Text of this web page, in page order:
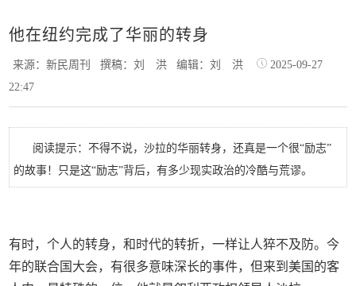
他在纽约完成了华丽的转身
来源：新民周刊撰稿：刘 洪 编辑：刘 洪
2025-09-27
22:47
阅读提示：不得不说，沙拉的华丽转身，还真是一个很“励志”
的故事！只是这“励志”背后，有多少现实政治的冷酷与荒谬。
有时，个人的转身，和时代的转折，一样让人猝不及防。今
年的联合国大会，有很多意味深长的事件，但来到美国的客